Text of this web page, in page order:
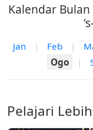
Kalendar
Jan | Feb |
Ogo
|
Pelajari